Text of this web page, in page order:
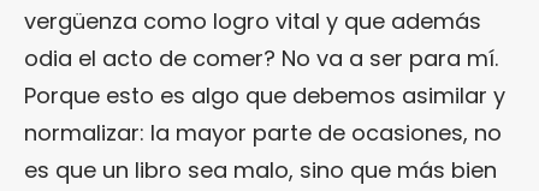
vergüenza como logro vital y que además
odia el acto de comer? No va a ser para mí.
Porque esto es algo que debemos asimilar y
normalizar: la mayor parte de ocasiones, no
es que un libro sea malo, sino que más bien